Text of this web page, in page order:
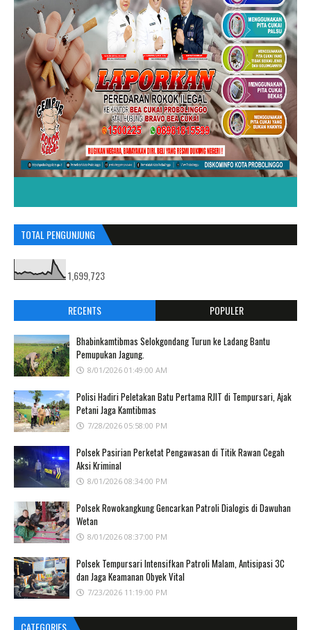
TOTAL PENGUNJUNG
1,699,723
RECENTS POPULER
Bhabinkamtibmas Selokgondang Turun ke Ladang Bantu
Pemupukan Jagung.
8/01/2026 01:49:00 AM
Polisi Hadiri Peletakan Batu Pertama RJIT di Tempursari, Ajak
Petani Jaga Kamtibmas
7/28/2026 05:58:00 PM
Polsek Pasirian Perketat Pengawasan di Titik Rawan Cegah
Aksi Kriminal
8/01/2026 08:34:00 PM
Polsek Rowokangkung Gencarkan Patroli Dialogis di Dawuhan
Wetan
8/01/2026 08:37:00 PM
Polsek Tempursari Intensifkan Patroli Malam, Antisipasi 3C
dan Jaga Keamanan Obyek Vital
7/23/2026 11:19:00 PM
CATEGORIES